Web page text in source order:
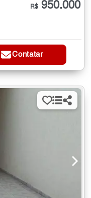
R$ 950.000
Contatar